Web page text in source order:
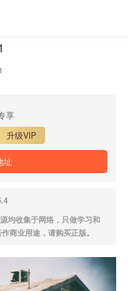
享
升级VIP
址
均收集于网络，只做学习和
商业用途，请购买正版。